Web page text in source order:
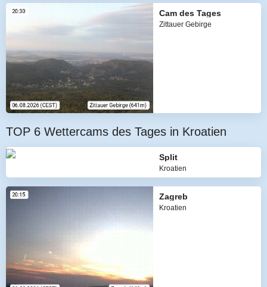
Cam des Tages
Zittauer Gebirge
TOP 6 Wettercams des Tages in Kroatien
Split
Kroatien
Zagreb
Kroatien